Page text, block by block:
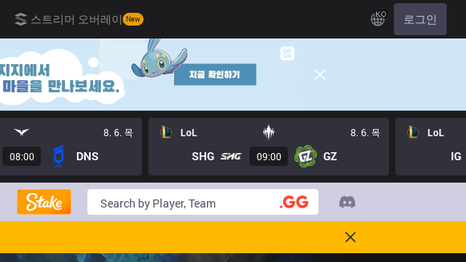
스트리머 오버레이 New KO 로그인
8. 6. 목
08:00 DNS
LoL 8. 6. 목
SHG 09:00 GZ
LoL
IG